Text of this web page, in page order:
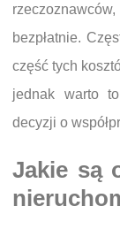
bezpłatnie.
część tych
jednak warto
decyzji o
Jakie są